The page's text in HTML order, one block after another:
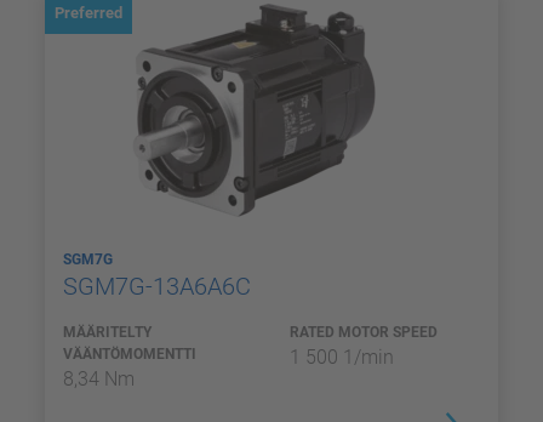
Preferred
SGM7G
SGM7G-13A6A6C
MÄÄRITELTY
VÄÄNTÖMOMENTTI
8,34 Nm
RATED MOTOR SPEED
1 500 1/min